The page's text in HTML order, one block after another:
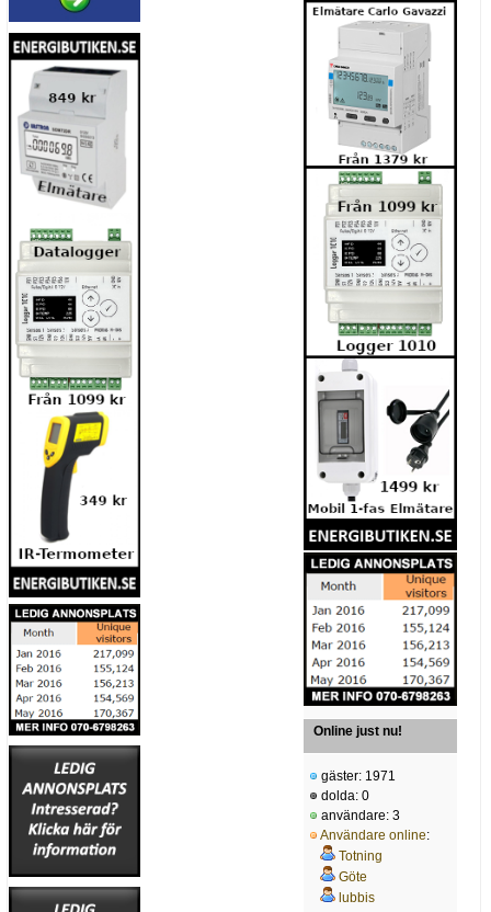
Online just nu!
gäster: 1971
dolda: 0
användare: 3
Användare online:
Totning
Göte
lubbis